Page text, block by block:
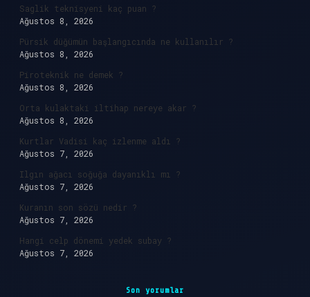
Saglik teknisyeni kaç puan ?
Ağustos 8, 2026
Pürsik düğümün başlangıcında ne kullanılır ?
Ağustos 8, 2026
Piroteknik ne demek ?
Ağustos 8, 2026
Orta kulaktaki iltihap nereye akar ?
Ağustos 8, 2026
Kurtlar Vadisi kaç izlenme aldı ?
Ağustos 7, 2026
Ilgın ağacı soğuğa dayanıklı mı ?
Ağustos 7, 2026
Kuranın son sözü nedir ?
Ağustos 7, 2026
Hangi celp dönemi yedek subay ?
Ağustos 7, 2026
Son yorumlar